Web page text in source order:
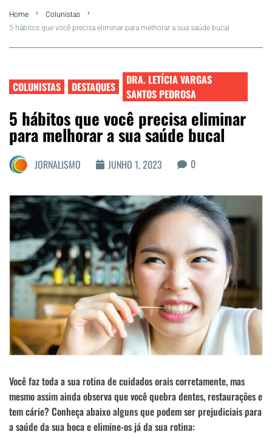
FLA Araru 2026
Região dos Lagos
Agenda Cultural
Colunistas
Home
Colunistas
5 hábitos que você precisa eliminar para melhorar a sua saúde bucal
COLUNISTAS DESTAQUES
DRA. LETÍCIA VARGAS
SANTOS PEDROSA
5 hábitos que você precisa eliminar
para melhorar a sua saúde bucal
JORNALISMO JUNHO 1, 2023 0
Você faz toda a sua rotina de cuidados orais corretamente, mas
mesmo assim ainda observa que você quebra dentes, restaurações e
tem cárie? Conheça abaixo alguns que podem ser prejudiciais para
a saúde da sua boca e elimine-os já da sua rotina: